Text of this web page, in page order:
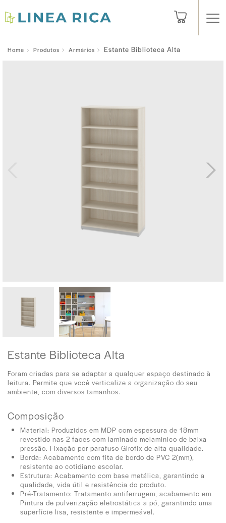
Home Produtos Armários Estante Biblioteca Alta
Estante Biblioteca Alta
Foram criadas para se adaptar a qualquer espaço destinado à
leitura. Permite que você verticalize a organização do seu
ambiente, com diversos tamanhos.
Composição
Material: Produzidos em MDP com espessura de 18mm
revestido nas 2 faces com laminado melaminico de baixa
pressão. Fixação por parafuso Girofix de alta qualidade.
Borda: Acabamento com fita de bordo de PVC 2(mm),
resistente ao cotidiano escolar.
Estrutura: Acabamento com base metálica, garantindo a
qualidade, vida útil e resistência do produto.
Pré-Tratamento: Tratamento antiferrugem, acabamento em
Pintura de pulverização eletrostática a pó, garantindo uma
superfície lisa, resistente e impermeável.